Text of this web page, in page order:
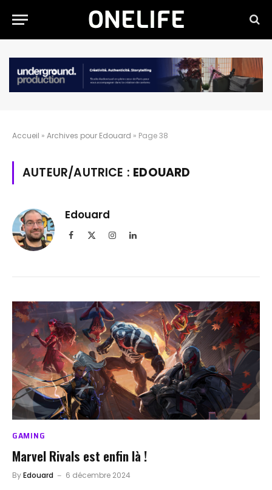
Accueil » Archives pour Edouard » Page 38
AUTEUR/AUTRICE : EDOUARD
Edouard
Facebook InstagramLinkedIn
GAMING
Marvel Rivals est enfin là !
ByEdouard 6 décembre 2024